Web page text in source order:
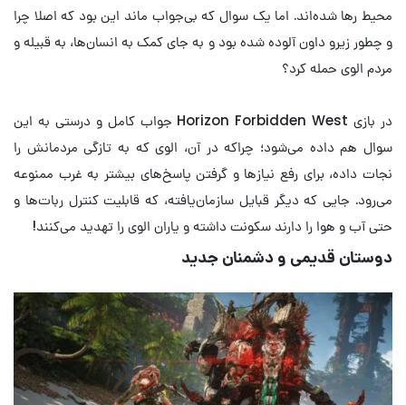
محیط رها شده‌اند. اما یک سوال که بی‌جواب ماند این بود که اصلا چرا
و چطور زیرو داون آلوده شده بود و به جای کمک به انسان‌ها، به قبیله و
مردم الوی حمله کرد؟
در بازی Horizon Forbidden West جواب کامل و درستی به این
سوال هم داده می‌شود؛ چراکه در آن، الوی که به تازگی مردمانش را
نجات داده، برای رفع نیازها و گرفتن پاسخ‌های بیشتر به غرب ممنوعه
می‌رود. جایی که دیگر قبایل سازمان‌یافته، که قابلیت کنترل ربات‌ها و
حتی آب و هوا را دارند سکونت داشته و یاران الوی را تهدید می‌کنند!
دوستان قدیمی و دشمنان جدید